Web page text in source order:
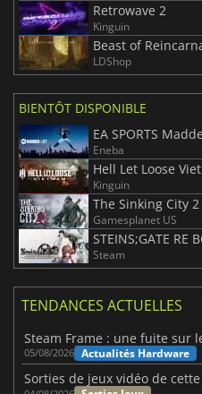
Retrowave 2
Kinguin
Beast of
LDShop
BIENTÔT DISPONIBLE
EA SPORTS
Eneba
Hell Let Loose
Kinguin
The Sinking City 2
Gamesplanet US
STEINS;GATE RE
Steam
TENDANCES ACTUELLES
05/08/2026 Actualités Hardware